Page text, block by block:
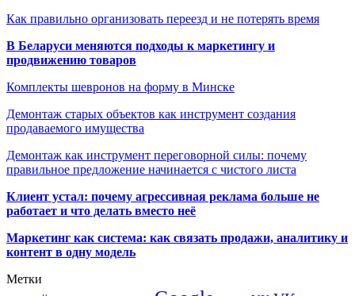
Как правильно организовать переезд и не потерять время
В Беларуси меняются подходы к маркетингу и
продвижению товаров
Комплекты шевронов на форму в Минске
Демонтаж старых объектов как инструмент создания
продаваемого имущества
Демонтаж как инструмент переговорной силы: почему
правильное предложение начинается с чистого листа
Клиент устал: почему агрессивная реклама больше не
работает и что делать вместо неё
Маркетинг как система: как связать продажи, аналитику и
контент в одну модель
Метки